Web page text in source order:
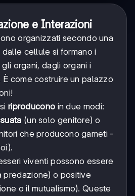
e Interazioni
organizzati secondo una
dalle cellule si formano i
organi, dagli organi i
È come costruire un palazzo
riproducono in due modi:
(un solo genitore) o
che producono gameti -
viventi possono essere
predazione) o positive
o il mutualismo). Queste